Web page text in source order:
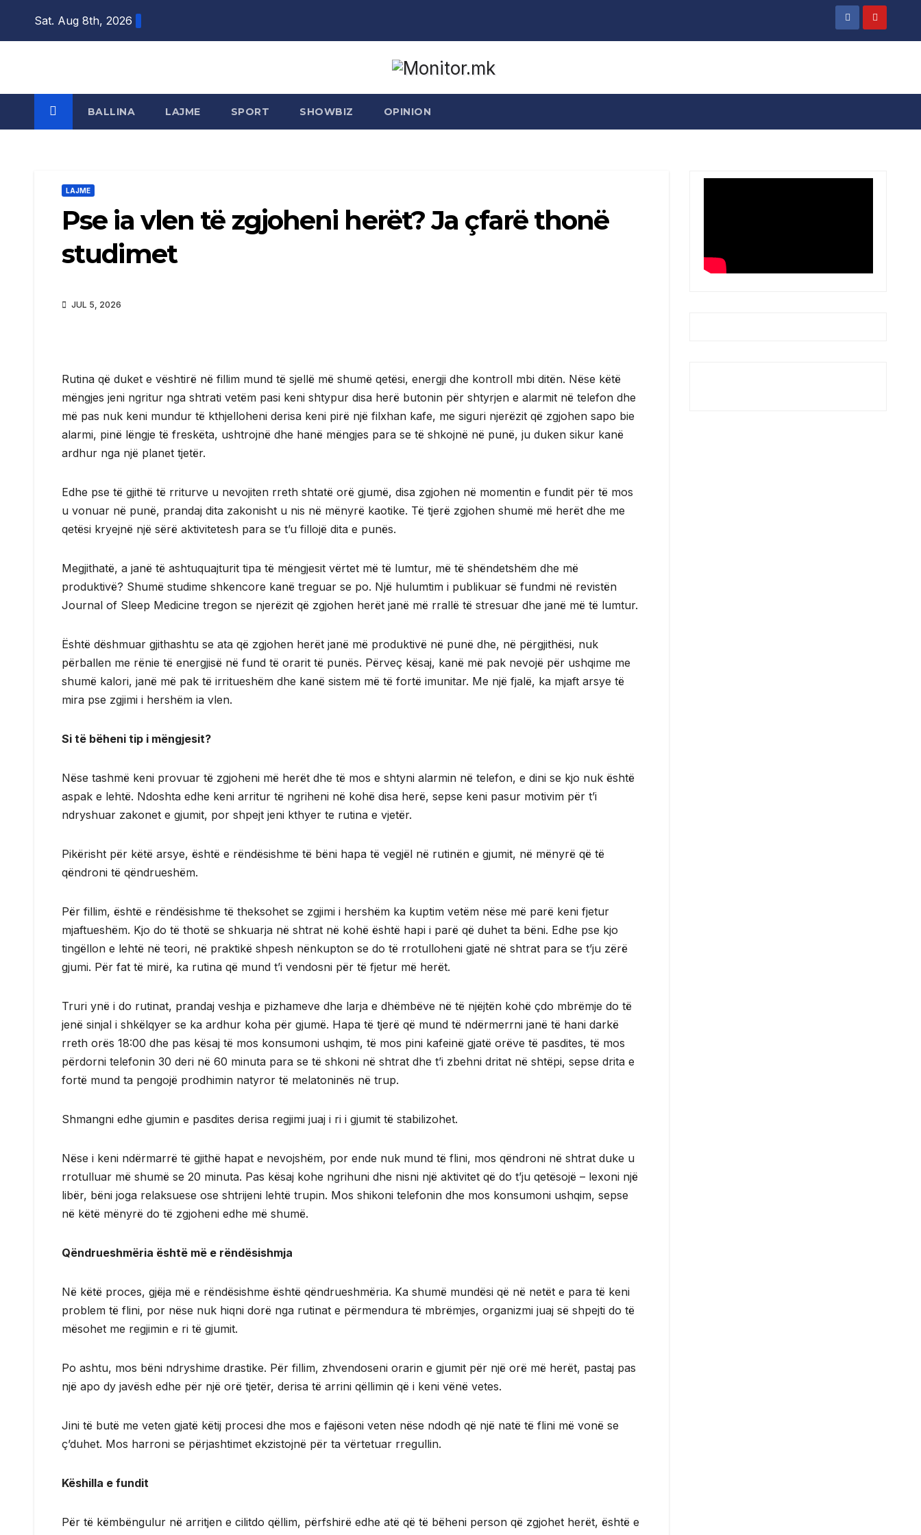
Sat. Aug 8th, 2026
BALLINA LAJME SPORT SHOWBIZ OPINION
LAJME
Pse ia vlen të zgjoheni herët? Ja çfarë thonë
studimet
JUL 5, 2026
Rutina që duket e vështirë në fillim mund të sjellë më shumë qetësi, energji dhe kontroll mbi ditën. Nëse këtë
mëngjes jeni ngritur nga shtrati vetëm pasi keni shtypur disa herë butonin për shtyrjen e alarmit në telefon dhe
më pas nuk keni mundur të kthjelloheni derisa keni pirë një filxhan kafe, me siguri njerëzit që zgjohen sapo bie
alarmi, pinë lëngje të freskëta, ushtrojnë dhe hanë mëngjes para se të shkojnë në punë, ju duken sikur kanë
ardhur nga një planet tjetër.
Edhe pse të gjithë të rriturve u nevojiten rreth shtatë orë gjumë, disa zgjohen në momentin e fundit për të mos
u vonuar në punë, prandaj dita zakonisht u nis në mënyrë kaotike. Të tjerë zgjohen shumë më herët dhe me
qetësi kryejnë një sërë aktivitetesh para se t’u fillojë dita e punës.
Megjithatë, a janë të ashtuquajturit tipa të mëngjesit vërtet më të lumtur, më të shëndetshëm dhe më
produktivë? Shumë studime shkencore kanë treguar se po. Një hulumtim i publikuar së fundmi në revistën
Journal of Sleep Medicine tregon se njerëzit që zgjohen herët janë më rrallë të stresuar dhe janë më të lumtur.
Është dëshmuar gjithashtu se ata që zgjohen herët janë më produktivë në punë dhe, në përgjithësi, nuk
përballen me rënie të energjisë në fund të orarit të punës. Përveç kësaj, kanë më pak nevojë për ushqime me
shumë kalori, janë më pak të irritueshëm dhe kanë sistem më të fortë imunitar. Me një fjalë, ka mjaft arsye të
mira pse zgjimi i hershëm ia vlen.
Si të bëheni tip i mëngjesit?
Nëse tashmë keni provuar të zgjoheni më herët dhe të mos e shtyni alarmin në telefon, e dini se kjo nuk është
aspak e lehtë. Ndoshta edhe keni arritur të ngriheni në kohë disa herë, sepse keni pasur motivim për t’i
ndryshuar zakonet e gjumit, por shpejt jeni kthyer te rutina e vjetër.
Pikërisht për këtë arsye, është e rëndësishme të bëni hapa të vegjël në rutinën e gjumit, në mënyrë që të
qëndroni të qëndrueshëm.
Për fillim, është e rëndësishme të theksohet se zgjimi i hershëm ka kuptim vetëm nëse më parë keni fjetur
mjaftueshëm. Kjo do të thotë se shkuarja në shtrat në kohë është hapi i parë që duhet ta bëni. Edhe pse kjo
tingëllon e lehtë në teori, në praktikë shpesh nënkupton se do të rrotulloheni gjatë në shtrat para se t’ju zërë
gjumi. Për fat të mirë, ka rutina që mund t’i vendosni për të fjetur më herët.
Truri ynë i do rutinat, prandaj veshja e pizhameve dhe larja e dhëmbëve në të njëjtën kohë çdo mbrëmje do të
jenë sinjal i shkëlqyer se ka ardhur koha për gjumë. Hapa të tjerë që mund të ndërmerrni janë të hani darkë
rreth orës 18:00 dhe pas kësaj të mos konsumoni ushqim, të mos pini kafeinë gjatë orëve të pasdites, të mos
përdorni telefonin 30 deri në 60 minuta para se të shkoni në shtrat dhe t’i zbehni dritat në shtëpi, sepse drita e
fortë mund ta pengojë prodhimin natyror të melatoninës në trup.
Shmangni edhe gjumin e pasdites derisa regjimi juaj i ri i gjumit të stabilizohet.
Nëse i keni ndërmarrë të gjithë hapat e nevojshëm, por ende nuk mund të flini, mos qëndroni në shtrat duke u
rrotulluar më shumë se 20 minuta. Pas kësaj kohe ngrihuni dhe nisni një aktivitet që do t’ju qetësojë – lexoni një
libër, bëni joga relaksuese ose shtrijeni lehtë trupin. Mos shikoni telefonin dhe mos konsumoni ushqim, sepse
në këtë mënyrë do të zgjoheni edhe më shumë.
Qëndrueshmëria është më e rëndësishmja
Në këtë proces, gjëja më e rëndësishme është qëndrueshmëria. Ka shumë mundësi që në netët e para të keni
problem të flini, por nëse nuk hiqni dorë nga rutinat e përmendura të mbrëmjes, organizmi juaj së shpejti do të
mësohet me regjimin e ri të gjumit.
Po ashtu, mos bëni ndryshime drastike. Për fillim, zhvendoseni orarin e gjumit për një orë më herët, pastaj pas
një apo dy javësh edhe për një orë tjetër, derisa të arrini qëllimin që i keni vënë vetes.
Jini të butë me veten gjatë këtij procesi dhe mos e fajësoni veten nëse ndodh që një natë të flini më vonë se
ç’duhet. Mos harroni se përjashtimet ekzistojnë për ta vërtetuar rregullin.
Këshilla e fundit
Për të këmbëngulur në arritjen e cilitdo qëllim, përfshirë edhe atë që të bëheni person që zgjohet herët, është e